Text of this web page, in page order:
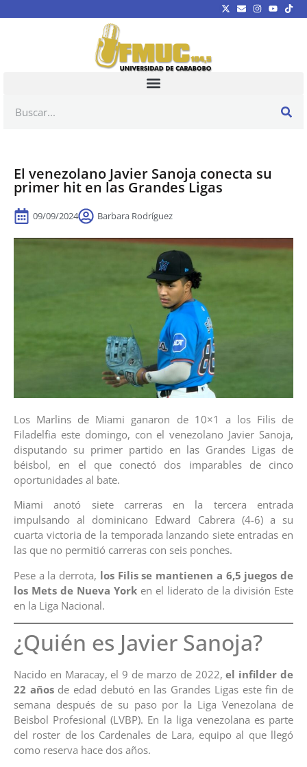
El venezolano Javier Sanoja conecta su
primer hit en las Grandes Ligas
09/09/2024 Barbara Rodríguez
Los Marlins de Miami ganaron de 10×1 a los Filis de
Filadelfia este domingo, con el venezolano Javier Sanoja,
disputando su primer partido en las Grandes Ligas de
béisbol, en el que conectó dos imparables de cinco
oportunidades al bate.
Miami anotó siete carreras en la tercera entrada
impulsando al dominicano Edward Cabrera (4-6) a su
cuarta victoria de la temporada lanzando siete entradas en
las que no permitió carreras con seis ponches.
Pese a la derrota, los Filis se mantienen a 6,5 juegos de
los Mets de Nueva York en el liderato de la división Este
en la Liga Nacional.
¿Quién es Javier Sanoja?
Nacido en Maracay, el 9 de marzo de 2022, el infilder de
22 añosde edad debutó en las Grandes Ligas este fin de
semana después de su paso por la Liga Venezolana de
Beisbol Profesional (LVBP). En la liga venezolana es parte
del roster de los Cardenales de Lara, equipo al que llegó
como reserva hace dos años.